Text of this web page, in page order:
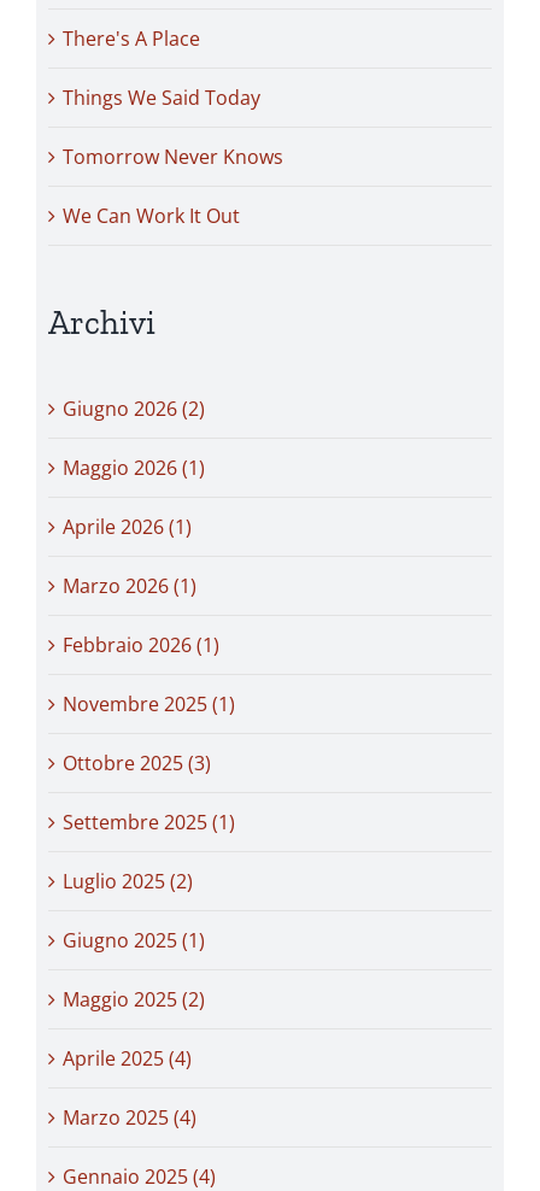
There's A Place
Things We Said Today
Tomorrow Never Knows
We Can Work It Out
Archivi
Giugno 2026 (2)
Maggio 2026 (1)
Aprile 2026 (1)
Marzo 2026 (1)
Febbraio 2026 (1)
Novembre 2025 (1)
Ottobre 2025 (3)
Settembre 2025 (1)
Luglio 2025 (2)
Giugno 2025 (1)
Maggio 2025 (2)
Aprile 2025 (4)
Marzo 2025 (4)
Gennaio 2025 (4)